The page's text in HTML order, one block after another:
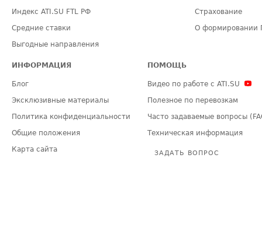
Индекс ATI.SU FTL РФ
Средние ставки
Выгодные направления
Страхование
О формировании
ИНФОРМАЦИЯ
Блог
Эксклюзивные материалы
Политика конфиденциальности
Общие положения
Карта сайта
ПОМОЩЬ
Видео по работе с ATI.SU
Полезное по перевозкам
Часто задаваемые вопросы
Техническая информация
ЗАДАТЬ ВОПРОС